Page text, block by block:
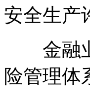
安全生产
金融业
险管理体